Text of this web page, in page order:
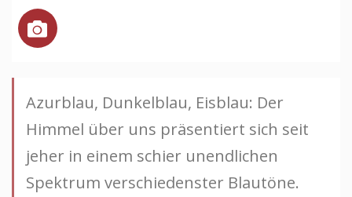
Azurblau, Dunkelblau, Eisblau: Der
Himmel über uns präsentiert sich seit
jeher in einem schier unendlichen
Spektrum verschiedenster Blautöne.